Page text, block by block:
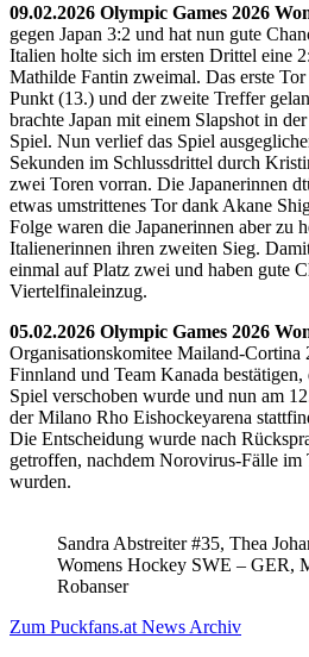
09.02.2026 Olympic Games 2026
gegen Japan 3:2 und hat nun gute
Italien holte sich im ersten Drittel eine
Mathilde Fantin zweimal. Das erste
Punkt (13.) und der zweite Treffer
brachte Japan mit einem Slapshot in
Spiel. Nun verlief das Spiel
Sekunden im Schlussdrittel durch
zwei Toren vorran. Die Japanerinnen
etwas umstrittenes Tor dank Akane
Folge waren die Japanerinnen aber zu
Italienerinnen ihren zweiten Sieg.
einmal auf Platz zwei und haben gute
Viertelfinaleinzug.
05.02.2026 Olympic Games 2026
Organisationskomitee Mailand-Cortina
Finnland und Team Kanada bestätigen,
Spiel verschoben wurde und nun am
der Milano Rho Eishockeyarena
Die Entscheidung wurde nach
getroffen, nachdem Norovirus-Fälle im
wurden.
Sandra Abstreiter #35, Thea
Womens Hockey SWE – GER,
Robanser
Zum Puckfans.at News Archiv